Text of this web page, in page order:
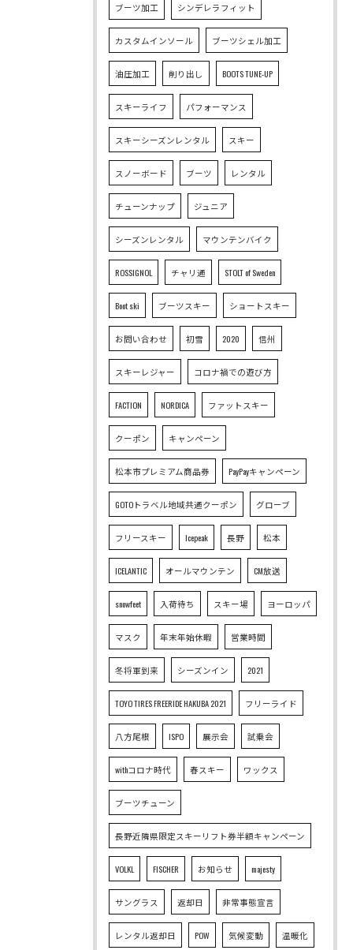
ブーツ加工 シンデレラフィット
カスタムインソール ブーツシェル加工
油圧加工 削り出し BOOTS TUNE-UP
スキーライフ パフォーマンス
スキーシーズンレンタル スキー
スノーボード ブーツ レンタル
チューンナップ ジュニア
シーズンレンタル マウンテンバイク
ROSSIGNOL チャリ通 STOLT of Sweden
Boot ski ブーツスキー ショートスキー
お問い合わせ 初雪 2020 信州
スキーレジャー コロナ禍での遊び方
FACTION NORDICA ファットスキー
クーポン キャンペーン
松本市プレミアム商品券 PayPayキャンペーン
GOTOトラベル地域共通クーポン グローブ
フリースキー Icepeak 長野 松本
ICELANTIC オールマウンテン CM放送
snowfeet 入荷待ち スキー場 ヨーロッパ
マスク 年末年始休暇 営業時間
冬将軍到来 シーズンイン 2021
TOYO TIRES FREERIDE HAKUBA 2021 フリーライド
八方尾根 ISPO 展示会 試乗会
withコロナ時代 春スキー ワックス
ブーツチューン
長野近隣県限定スキーリフト券半額キャンペーン
VOLKL FISCHER お知らせ majesty
サングラス 返却日 非常事態宣言
レンタル返却日 POW 気候変動 温暖化